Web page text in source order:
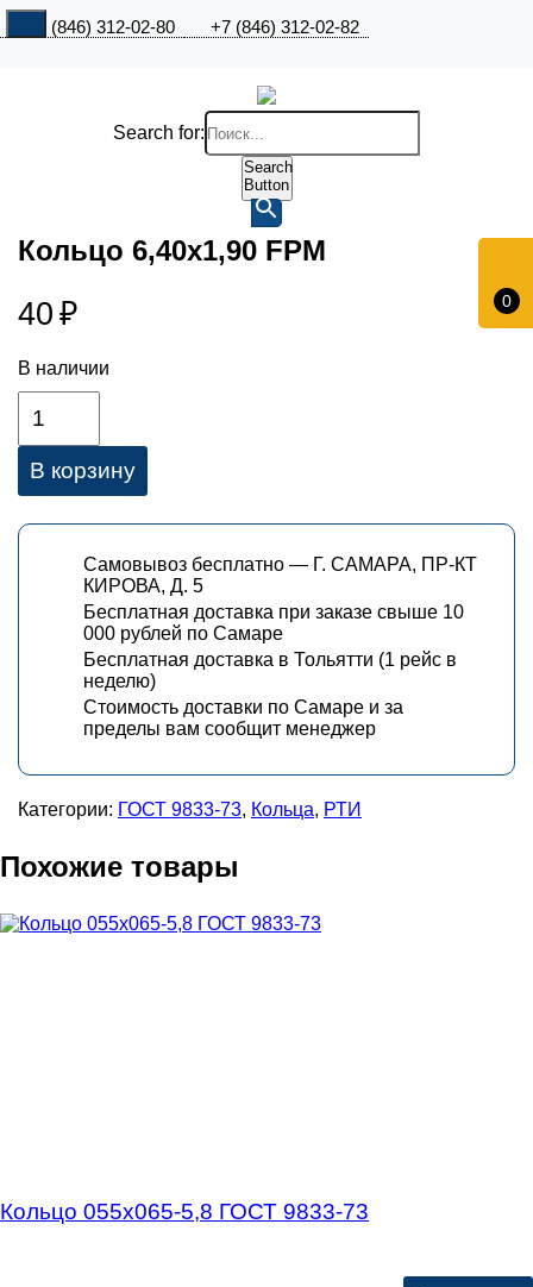
+7 (846) 312-02-80 +7 (846) 312-02-82
0
Search for:
Search
Button
Кольцо 6,40х1,90 FPM
40 ₽
В наличии
В корзину
Самовывоз бесплатно — Г. САМАРА, ПР-КТ
КИРОВА, Д. 5
Бесплатная доставка при заказе свыше 10
000 рублей по Самаре
Бесплатная доставка в Тольятти (1 рейс в
неделю)
Стоимость доставки по Самаре и за
пределы вам сообщит менеджер
Категории: ГОСТ 9833-73, Кольца, РТИ
Похожие товары
Кольцо 055х065-5,8 ГОСТ 9833-73